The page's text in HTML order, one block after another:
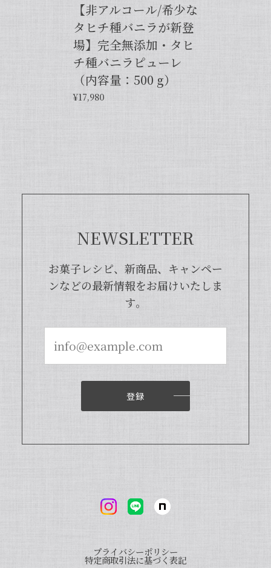
2024/06/14
プリンをよく作るので購入しました。 今までは安価
なバニラエッセンスを仕方なく使っていました。 バ
り、大変嬉しく思います。こちらの商品
富な莢ごとピューレにした商品でござい
まして、バニラビーンズよりお得で、さ
らに使いやすくなった当店オリジナルの
商品となっております。また、「バニラ
ニラピューレを使用した世界中のお菓子
レシピも100種類以上ご紹介しておりま
すので、もしご興味ございましたら、ぜ
ひチェックしてみてくださいませ。また
機会がございましたら、当店をよろしく
お願い申し上げます。
【本数多いほど1本価格がお得！】【ブルボン種Sグレード・バニラビーンズ・20本】
りも良く、あの量でお値段も安くとても使いやすい
いつも当店をご利用いただきまして、誠
にありがとうございます。オリジナルバ
【非アルコール/希少な
タヒチ種バニラが新登
場】完全無添加・タヒ
チ種バニラピューレ
（内容量：500 g）
¥17,980
NEWSLETTER
お菓子レシピ、新商品、キャンペー
ンなどの最新情報をお届けいたしま
す。
登録
プライバシーポリシー
特定商取引法に基づく表記